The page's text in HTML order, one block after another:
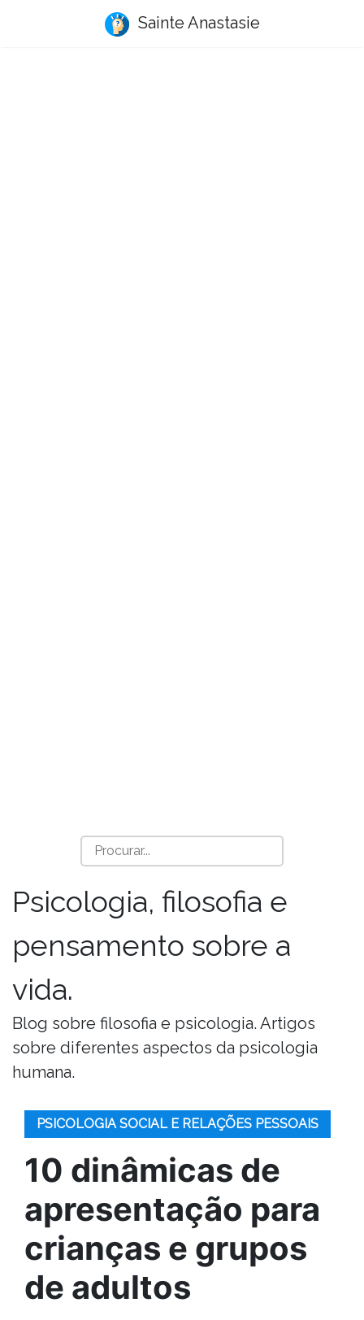
Sainte Anastasie
Psicologia, filosofia e
pensamento sobre a
vida.
Blog sobre filosofia e psicologia. Artigos
sobre diferentes aspectos da psicologia
humana.
PSICOLOGIA SOCIAL E RELAÇÕES PESSOAIS
10 dinâmicas de
apresentação para
crianças e grupos
de adultos